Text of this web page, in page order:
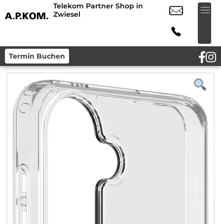
Telekom Partner Shop in
Zwiesel
Termin Buchen